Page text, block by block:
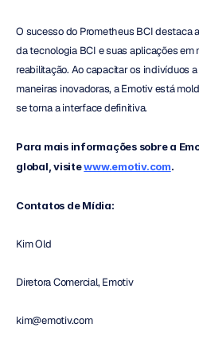
O sucesso do Prometheus BCI destaca
da tecnologia BCI e suas aplicações em
reabilitação. Ao capacitar os indivíduos
maneiras inovadoras, a Emotiv está
se torna a interface definitiva.
Para mais informações sobre a
global, visite www.emotiv.com.
Contatos de Mídia:
Kim Old
Diretora Comercial, Emotiv
kim@emotiv.com